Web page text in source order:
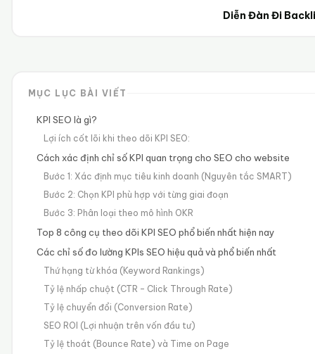
Diễn Đàn Đi
MỤC LỤC BÀI VIẾT
KPI SEO là gì?
Lợi ích cốt lõi khi theo dõi KPI SEO:
Cách xác định chỉ số KPI quan trọng cho SEO cho website
Bước 1: Xác định mục tiêu kinh doanh (Nguyên tắc SMART)
Bước 2: Chọn KPI phù hợp với từng giai đoạn
Bước 3: Phân loại theo mô hình OKR
Top 8 công cụ theo dõi KPI SEO phổ biến nhất hiện nay
Các chỉ số đo lường KPIs SEO hiệu quả và phổ biến nhất
Thứ hạng từ khóa (Keyword Rankings)
Tỷ lệ nhấp chuột (CTR – Click Through Rate)
Tỷ lệ chuyển đổi (Conversion Rate)
SEO ROI (Lợi nhuận trên vốn đầu tư)
Tỷ lệ thoát (Bounce Rate) và Time on Page